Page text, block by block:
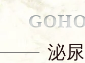
泌